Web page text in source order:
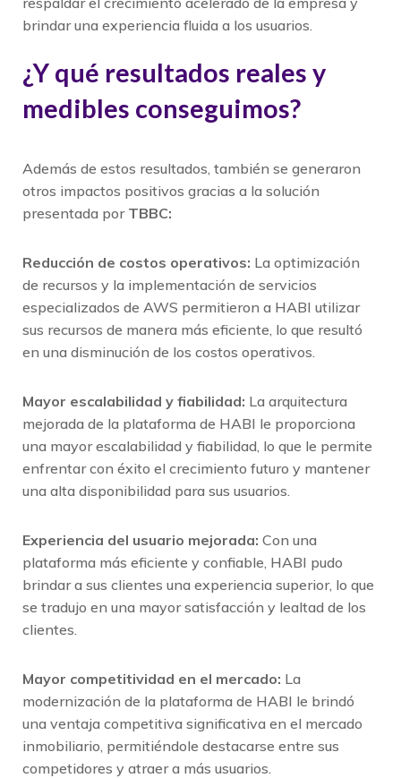
brindar una experiencia fluida a los usuarios.
¿Y qué resultados reales y
medibles conseguimos?
Además de estos resultados, también se generaron
otros impactos positivos gracias a la solución
presentada por TBBC:
Reducción de costos operativos: La optimización
de recursos y la implementación de servicios
especializados de AWS permitieron a HABI utilizar
sus recursos de manera más eficiente, lo que resultó
en una disminución de los costos operativos.
Mayor escalabilidad y fiabilidad: La arquitectura
mejorada de la plataforma de HABI le proporciona
una mayor escalabilidad y fiabilidad, lo que le permite
enfrentar con éxito el crecimiento futuro y mantener
una alta disponibilidad para sus usuarios.
Experiencia del usuario mejorada: Con una
plataforma más eficiente y confiable, HABI pudo
brindar a sus clientes una experiencia superior, lo que
se tradujo en una mayor satisfacción y lealtad de los
clientes.
Mayor competitividad en el mercado: La
modernización de la plataforma de HABI le brindó
una ventaja competitiva significativa en el mercado
inmobiliario, permitiéndole destacarse entre sus
competidores y atraer a más usuarios.